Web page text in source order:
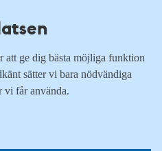
ge dig bästa möjliga funktion
sätter vi bara nödvändiga
får använda.